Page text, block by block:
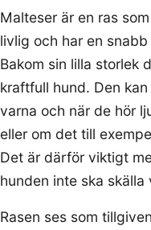
Malteser är en ras
livlig och har en
Bakom sin lilla storlek
kraftfull hund. Den
varna och när de hör
eller om det till
Det är därför viktigt
hunden inte ska
Rasen ses som